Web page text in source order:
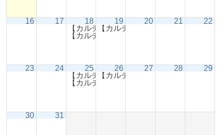
16 17
18
【カルチャー】春風コーラス
【カルチャー】バランスボールで体幹ス
19
【カルチャー】ジャズダンスの練
20 21 22
23 24
25
【カルチャー】春風コーラス
【カルチャー】バランスボールで体幹ス
26
【カルチャー】ジャズダンスの練
27 28 29
30 31